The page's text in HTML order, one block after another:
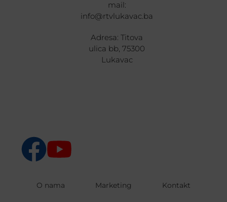
mail:
info@rtvlukavac.ba
Adresa: Titova
ulica bb, 75300
Lukavac
O nama Marketing Kontakt